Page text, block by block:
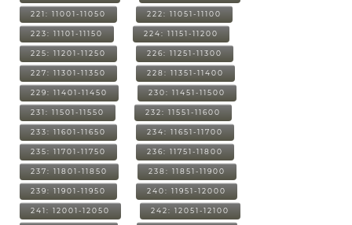
221: 11001-11050 222: 11051-11100
223: 11101-11150 224: 11151-11200
225: 11201-11250 226: 11251-11300
227: 11301-11350 228: 11351-11400
229: 11401-11450 230: 11451-11500
231: 11501-11550 232: 11551-11600
233: 11601-11650 234: 11651-11700
235: 11701-11750 236: 11751-11800
237: 11801-11850 238: 11851-11900
239: 11901-11950 240: 11951-12000
241: 12001-12050 242: 12051-12100